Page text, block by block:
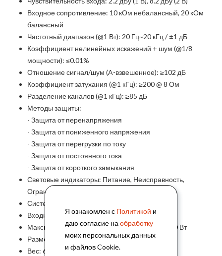
Входное сопротивление: 10 кОм небалансный, 20 кОм
балансный
Частотный диапазон (@1 Вт): 20 Гц~20 кГц / ±1 дБ
Коэффициент нелинейных искажений + шум (@1/8
мощности): ≤0.01%
Отношение сигнал/шум (A-взвешенное): ≥102 дБ
Коэффициент затухания (@1 кГц): ≥200 @ 8 Ом
Разделение каналов (@1 кГц): ≥85 дБ
Методы защиты:
- Защита от перенапряжения
- Защита от пониженного напряжения
- Защита от перегрузки по току
- Защита от постоянного тока
- Защита от короткого замыкания
Световые индикаторы: Питание, Неисправность,
Ограничение, Сигнал
Система охлаждения: вентилятор
Входное напряжение: ~220 В / 50 Гц
Максимальная потребляемая мощность: 1800 Вт
Размер: 484 × 353 × 44 мм
Вес: 6.5 кг
Я ознакомлен с Политикой и
даю согласие на обработку
моих персональных данных
и файлов Cookie.